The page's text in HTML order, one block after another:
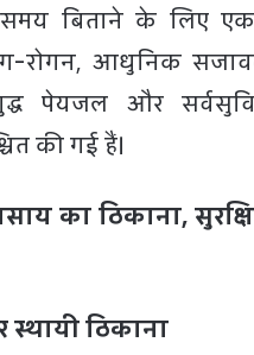
समय बिताने के लिए
रोगन, आधुनिक
पेयजल और
की गई हैं।
का ठिकाना,
ठिकाना